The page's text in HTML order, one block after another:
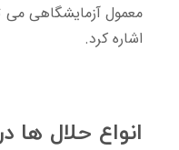
معمول آزمایشگاهی می
اشاره کرد.
انواع حلال